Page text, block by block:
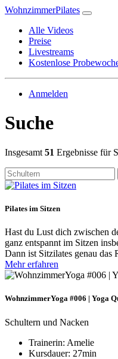
WohnzimmerPilates
Alle Videos
Preise
Livestreams
Kostenlose
Anmelden
Suche
Insgesamt 51 Ergebnisse für
Pilates im Sitzen
Hast du Lust dich zwischen
ganz entspannt im Sitzen
Dann ist Sitzilates genau das
Mehr erfahren
WohnzimmerYoga #006 | Yoga
Schultern und Nacken
Trainerin: Amelie
Kursdauer: 27min